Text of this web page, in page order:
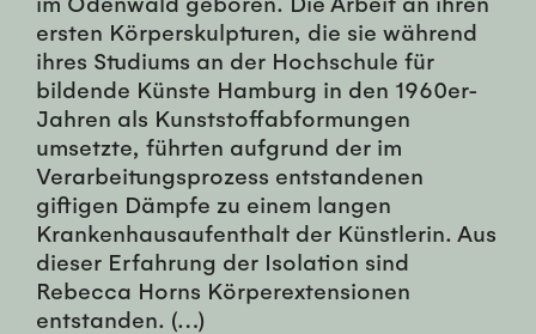
ersten Körperskulpturen, die sie während
ihres Studiums an der Hochschule für
bildende Künste Hamburg in den 1960er-
Jahren als Kunststoffabformungen
umsetzte, führten aufgrund der im
Verarbeitungsprozess entstandenen
giftigen Dämpfe zu einem langen
Krankenhausaufenthalt der Künstlerin. Aus
dieser Erfahrung der Isolation sind
Rebecca Horns Körperextensionen
entstanden. (…)